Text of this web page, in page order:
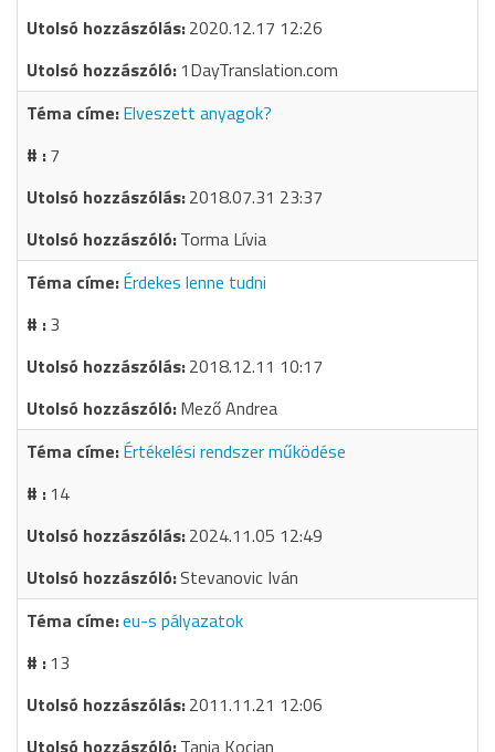
2020.12.17 12:26
1DayTranslation.com
Elveszett anyagok?
7
2018.07.31 23:37
Torma Lívia
Érdekes lenne tudni
3
2018.12.11 10:17
Mező Andrea
Értékelési rendszer működése
14
2024.11.05 12:49
Stevanovic Iván
eu-s pályazatok
13
2011.11.21 12:06
Tanja Kocjan